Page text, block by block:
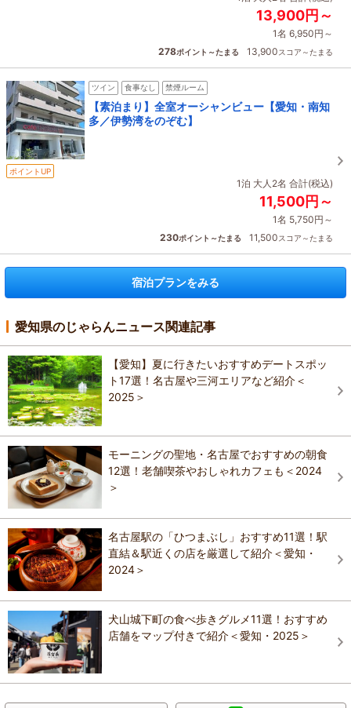
13,900円～
1名 6,950円～
278ポイント～たまる 13,900スコア～たまる
ツイン 食事なし 禁煙ルーム
【素泊まり】全室オーシャンビュー【愛知・南知
多／伊勢湾をのぞむ】
ポイントUP
1泊 大人2名 合計(税込)
11,500円～
1名 5,750円～
230ポイント～たまる 11,500スコア～たまる
宿泊プランをみる
愛知県のじゃらんニュース関連記事
【愛知】夏に行きたいおすすめデートスポッ
ト17選！名古屋や三河エリアなど紹介＜
2025＞
モーニングの聖地・名古屋でおすすめの朝食
12選！老舗喫茶やおしゃれカフェも＜2024
＞
名古屋駅の「ひつまぶし」おすすめ11選！駅
直結＆駅近くの店を厳選して紹介＜愛知・
2024＞
犬山城下町の食べ歩きグルメ11選！おすすめ
店舗をマップ付きで紹介＜愛知・2025＞